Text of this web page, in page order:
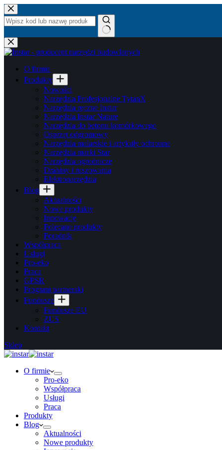
Przejdź
do
treści
Brak
wyników
O firmie
Produkty
Nowości
Narzędzia Profesjonalne TytanX
Narzędzia ręczne Instar
Narzędzia Instar Nature
Narzędzia do betonu komórkowego
Osprzęt odgromowy
Narzędzia malarskie i artykuły ochronne
Narzędzia marki Star
Narzędzia ogrodnicze
Drabiny i ruszowania
Elektronarzędzia
Blog
Aktualności
Nowe produkty
Innowacje
Polecane produkty
Poradnik
Współpraca
Usługi
Pro-eko
Praca
GPSR
Program partnerski
Fundusze
Fundusze EU
ZUS
Kontakt
Sklep
O firmie
Pro-eko
Współpraca
Usługi
Praca
Produkty
Blog
Aktualności
Nowe produkty